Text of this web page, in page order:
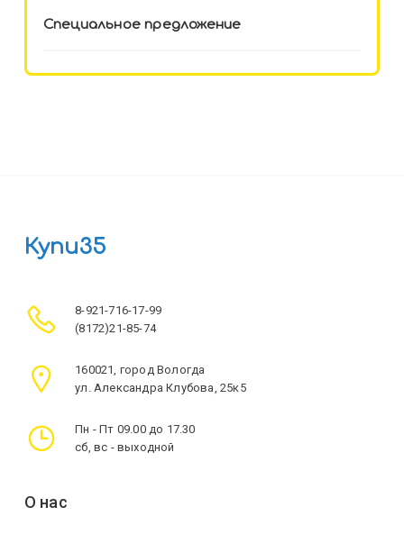
Специальное предложение
Купи35
8-921-716-17-99
(8172)21-85-74
160021, город Вологда
ул. Александра Клубова, 25к5
Пн - Пт 09.00 до 17.30
сб, вс - выходной
О нас